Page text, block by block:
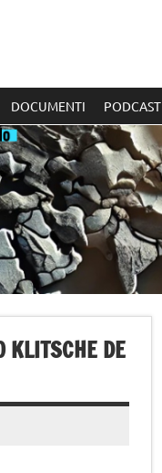
DOCUMENTI PODCAST
KLITSCHE DE